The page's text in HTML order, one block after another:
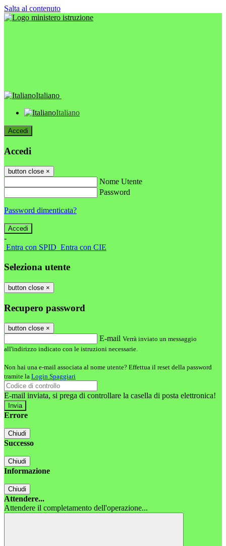
Salta al contenuto
Italiano
Italiano
Accedi
Accedi
button close ×
Nome Utente
Password
Password dimenticata?
-
Entra con SPID Entra con CIE
Seleziona utente
button close ×
Recupero password
button close ×
E-mail Verrà inviato un messaggio
all'indirizzo indicato con le istruzioni necessarie.
Non hai una e-mail associata al nome utente? Effettua il reset della password
tramite la Login Spaggiari
E-mail inviata, si prega di controllare la casella di posta elettronica!
Errore
Chiudi
Successo
Chiudi
Informazione
Chiudi
Attendere...
Attendere il completamento dell'operazione...